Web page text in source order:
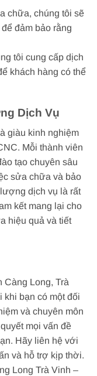
chữa, chúng tôi sẽ
đảm bảo rằng
tôi cung cấp dịch
khách hàng có thể
Dịch Vụ
giàu kinh nghiệm
Mỗi thành viên
tạo chuyên sâu
sửa chữa và bảo
dịch vụ là rất
kết mang lại cho
hiệu quả và tiết
Càng Long, Trà
khi bạn có một đối
và chuyên môn
mọi vấn đề
Hãy liên hệ với
và hỗ trợ kịp thời.
Long Trà Vinh –